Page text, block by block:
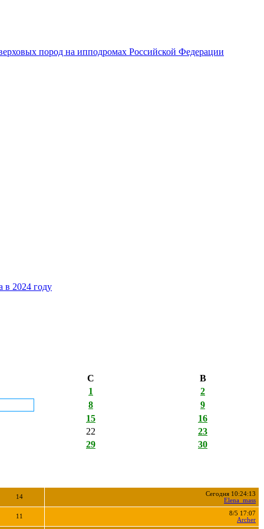
пород на ипподромах Российской Федерации
2024 году
С
В
1
2
8
9
15
16
22
23
29
30
14
Сегодня 10:24:13
Elena_mass
11
8/5 17:07
Archer